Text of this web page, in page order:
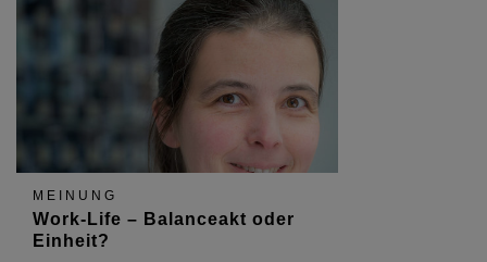
MEINUNG
Work-Life – Balanceakt oder
Einheit?